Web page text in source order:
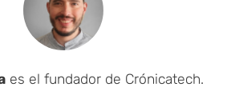
es el fundador de Crónicatech.